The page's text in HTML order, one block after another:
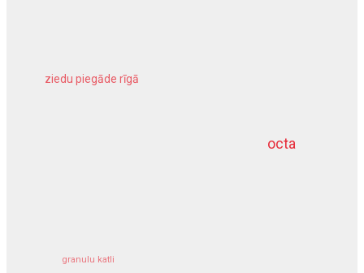
octa
ziedu piegāde rīgā
granulu katli
dziļurbums